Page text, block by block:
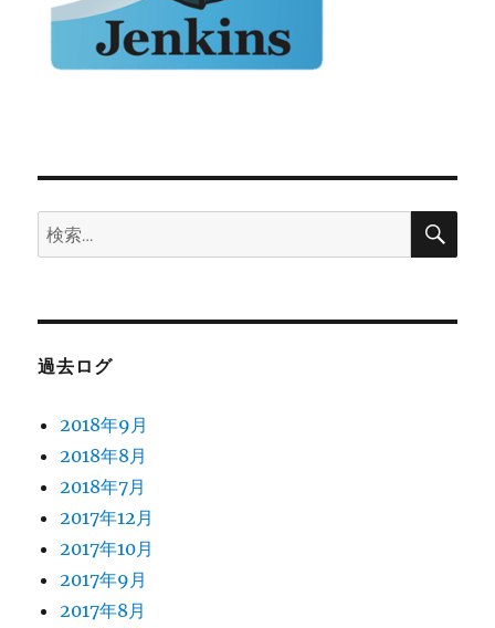
検
索:
検
過去ログ
2018年9月
2018年8月
2018年7月
2017年12月
2017年10月
2017年9月
2017年8月